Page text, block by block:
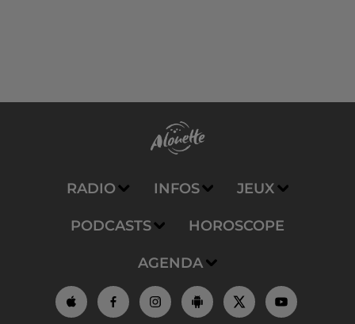
RADIO INFOS JEUX
PODCASTS HOROSCOPE
AGENDA